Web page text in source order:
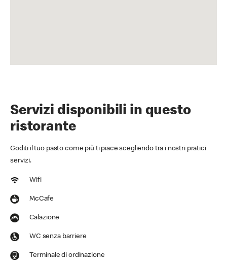
Servizi disponibili in questo
ristorante
Goditi il tuo pasto come più ti piace scegliendo tra i nostri pratici
servizi.
Wifi
McCafe
Calazione
WC senza barriere
Terminale di ordinazione